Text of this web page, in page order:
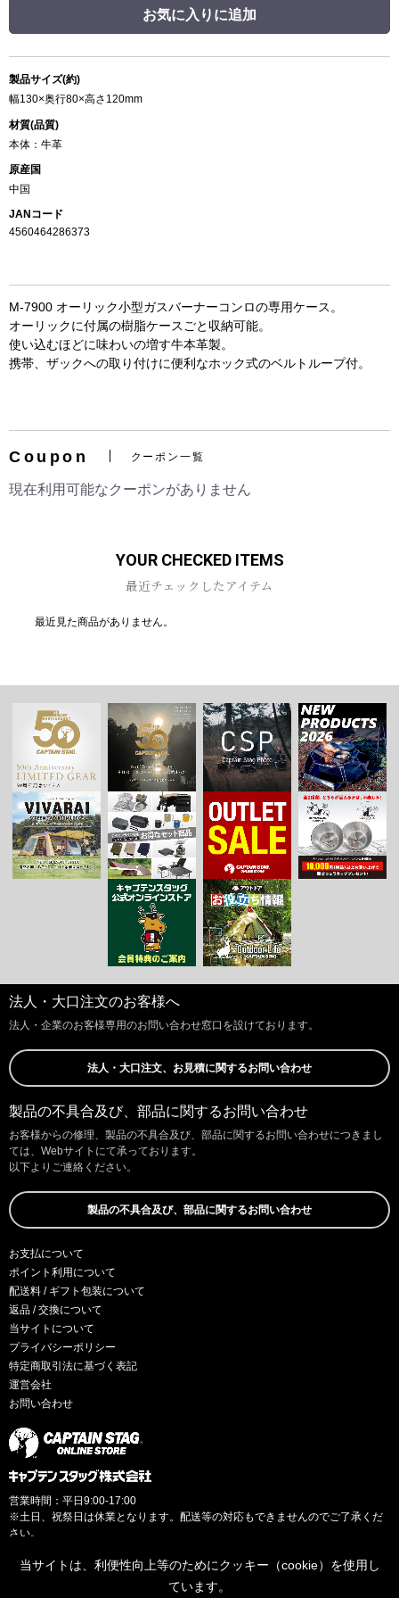
お買い物を続ける カートへ進む
お気に入りに追加
製品サイズ(約)
幅130×奥行80×高さ120mm
材質(品質)
本体：牛革
原産国
中国
JANコード
4560464286373
M-7900 オーリック小型ガスバーナーコンロの専用ケース。
オーリックに付属の樹脂ケースごと収納可能。
使い込むほどに味わいの増す牛本革製。
携帯、ザックへの取り付けに便利なホック式のベルトループ付。
Coupon クーポン一覧
現在利用可能なクーポンがありません
YOUR CHECKED ITEMS
最近チェックしたアイテム
最近見た商品がありません。
法人・大口注文のお客様へ
法人・企業のお客様専用のお問い合わせ窓口を設けております。
法人・大口注文、お見積に関するお問い合わせ
製品の不具合及び、部品に関するお問い合わせ
お客様からの修理、製品の不具合及び、部品に関するお問い合わせにつきまし
ては、Webサイトにて承っております。
以下よりご連絡ください。
製品の不具合及び、部品に関するお問い合わせ
お支払について
ポイント利用について
配送料 / ギフト包装について
返品 / 交換について
当サイトについて
プライバシーポリシー
特定商取引法に基づく表記
運営会社
お問い合わせ
営業時間：平日9:00-17:00
※土日、祝祭日は休業となります。配送等の対応もできませんのでご了承くだ
さい。
当サイトは、利便性向上等のためにクッキー（cookie）を使用し
ています。